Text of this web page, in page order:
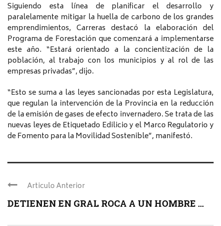
Siguiendo esta línea de planificar el desarrollo y
paralelamente mitigar la huella de carbono de los grandes
emprendimientos, Carreras destacó la elaboración del
Programa de Forestación que comenzará a implementarse
este año. “Estará orientado a la concientización de la
población, al trabajo con los municipios y al rol de las
empresas privadas”, dijo.
“Esto se suma a las leyes sancionadas por esta Legislatura,
que regulan la intervención de la Provincia en la reducción
de la emisión de gases de efecto invernadero. Se trata de las
nuevas leyes de Etiquetado Edilicio y el Marco Regulatorio y
de Fomento para la Movilidad Sostenible”, manifestó.
Articulo Anterior
DETIENEN EN GRAL ROCA A UN HOMBRE ...